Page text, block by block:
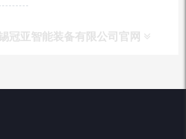
冠亚智能装备有限公司官网